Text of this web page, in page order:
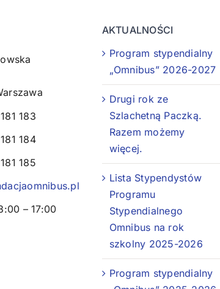
183
184
185
– 17:00
AKTUALNOŚCI
Program stypendialny
„Omnibus” 2026-2027
Drugi rok ze
Szlachetną Paczką.
Razem możemy
więcej.
Lista Stypendystów
Programu
Stypendialnego
Omnibus na rok
szkolny 2025-2026
Program stypendialny